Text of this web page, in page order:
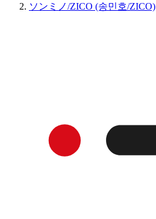
ソンミノ/ZICO (송민호/ZICO)